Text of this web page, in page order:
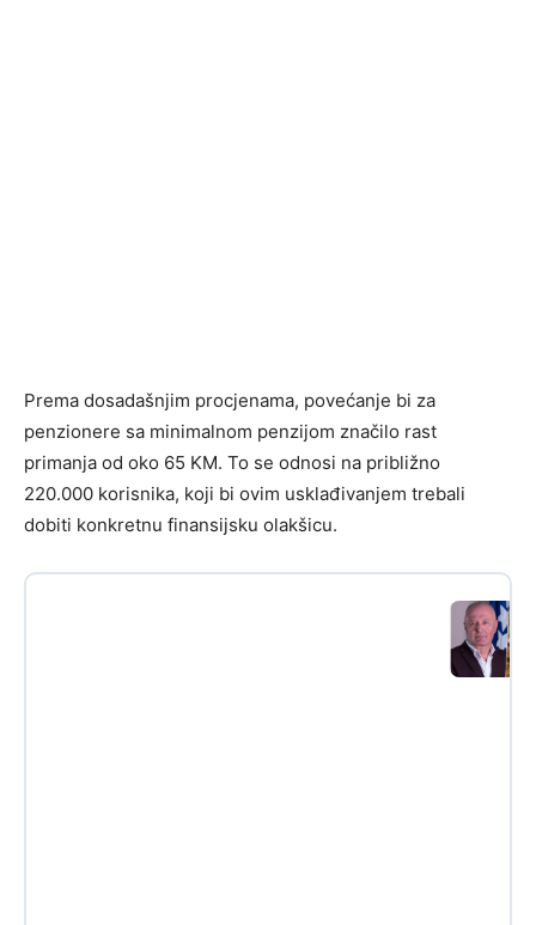
Prema dosadašnjim procjenama, povećanje bi za
penzionere sa minimalnom penzijom značilo rast
primanja od oko 65 KM. To se odnosi na približno
220.000 korisnika, koji bi ovim usklađivanjem trebali
dobiti konkretnu finansijsku olakšicu.